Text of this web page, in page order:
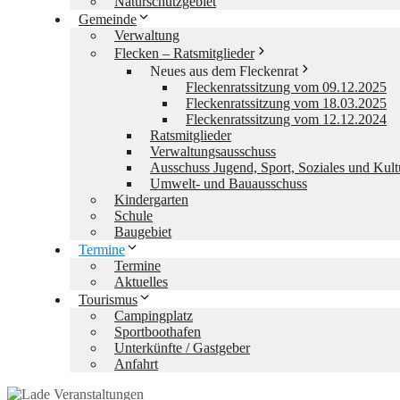
Gemeinde
Verwaltung
Flecken – Ratsmitglieder
Neues aus dem Fleckenrat
Fleckenratssitzung vom 09.12.2025
Fleckenratssitzung vom 18.03.2025
Fleckenratssitzung vom 12.12.2024
Ratsmitglieder
Verwaltungsausschuss
Ausschuss Jugend, Sport, Soziales und
Umwelt- und Bauausschuss
Kindergarten
Schule
Baugebiet
Termine
Termine
Aktuelles
Tourismus
Campingplatz
Sportboothafen
Unterkünfte / Gastgeber
Anfahrt